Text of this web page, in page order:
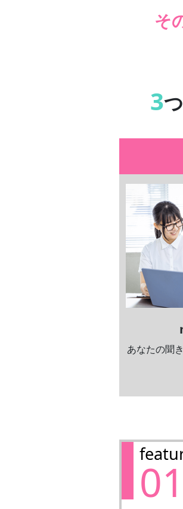
そ
3
あなたの聞
01